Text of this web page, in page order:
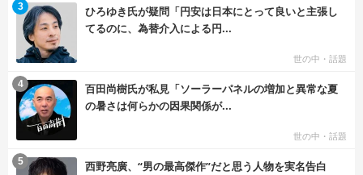
ひろゆき氏が疑問「円安は日本にとって良いと主張し
てるのに、為替介入による円...
世の中・話題
3
百田尚樹氏が私見「ソーラーパネルの増加と異常な夏
の暑さは何らかの因果関係が...
世の中・話題
4
西野亮廣、“男の最高傑作”だと思う人物を実名告白
5